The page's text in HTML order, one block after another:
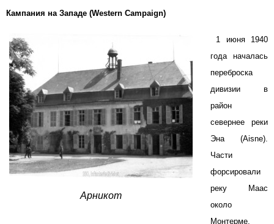
Кампания на Западе (Western Campaign)
Арникот
1 июня 1940
года началась
переброска
дивизии в
район
севернее реки
Эна (Aisne).
Части
форсировали
реку Маас
около
Монтерме.